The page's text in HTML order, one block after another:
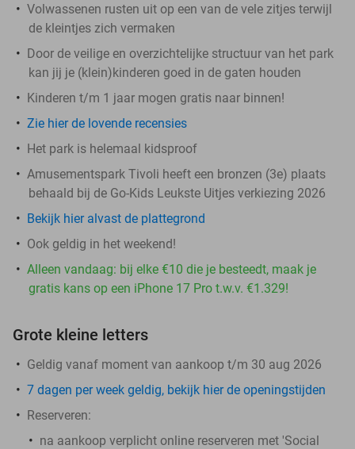
Volwassenen rusten uit op een van de vele zitjes terwijl
de kleintjes zich vermaken
Door de veilige en overzichtelijke structuur van het park
kan jij je (klein)kinderen goed in de gaten houden
Kinderen t/m 1 jaar mogen gratis naar binnen!
Zie hier de lovende recensies
Het park is helemaal kidsproof
Amusementspark Tivoli heeft een bronzen (3e) plaats
behaald bij de Go-Kids Leukste Uitjes verkiezing 2026
Bekijk hier alvast de plattegrond
Ook geldig in het weekend!
Alleen vandaag: bij elke €10 die je besteedt, maak je
gratis kans op een iPhone 17 Pro t.w.v. €1.329!
Grote kleine letters
Geldig vanaf moment van aankoop t/m 30 aug 2026
7 dagen per week geldig, bekijk hier de openingstijden
Reserveren:
na aankoop verplicht online reserveren met 'Social